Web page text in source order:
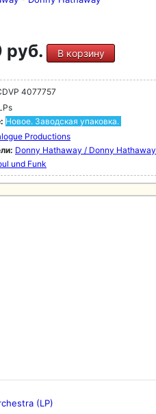
руб. В корзину
4077757
Новое. Заводская упаковка.
Productions
Donny Hathaway / Donny Hathaway
und Funk
(LP)